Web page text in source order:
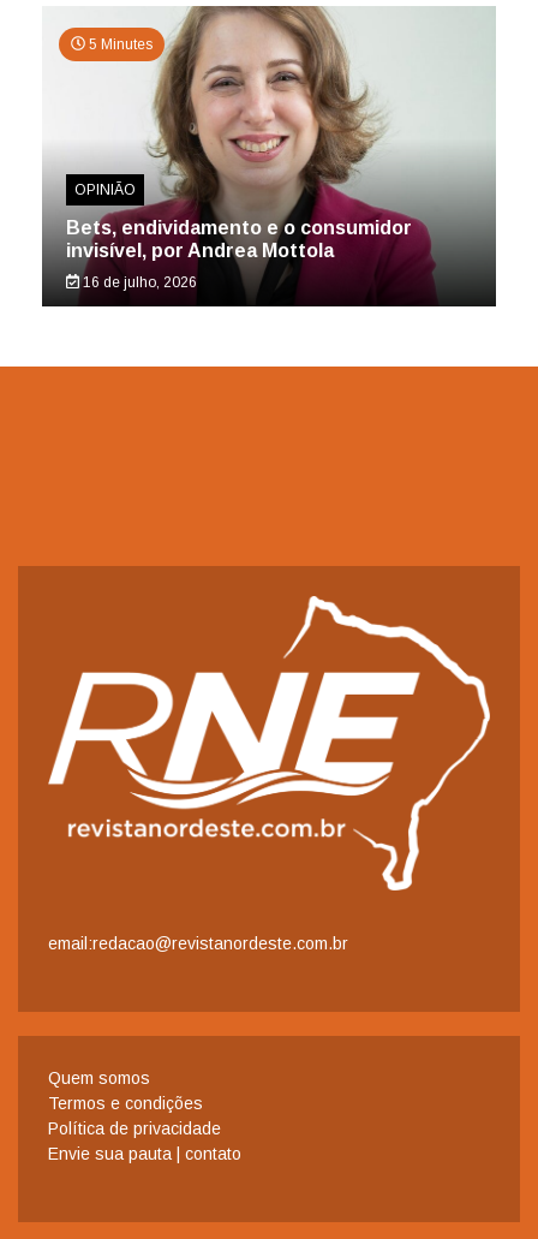
5 Minutes
OPINIÃO
Bets, endividamento e o consumidor
invisível, por Andrea Mottola
16 de julho, 2026
email:redacao@revistanordeste.com.br
Quem somos
Termos e condições
Política de privacidade
Envie sua pauta | contato